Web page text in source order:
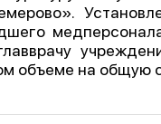
объеме на общую